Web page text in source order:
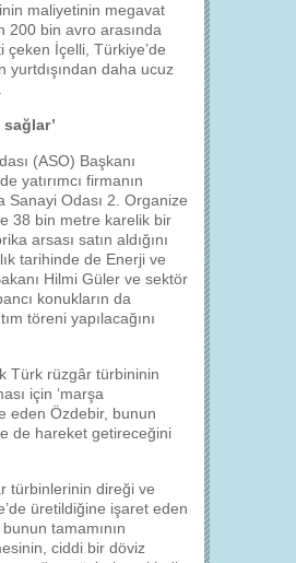
maliyetinin megavat
200 bin avro arasında
çeken İçelli, Türkiye’de
yurtdışından daha ucuz
(ASO) Başkanı
yatırımcı firmanın
Sanayi Odası 2. Organize
38 bin metre karelik bir
arsası satın aldığını
tarihinde de Enerji ve
Hilmi Güler ve sektör
konukların da
töreni yapılacağını
Türk rüzgâr türbininin
için ‘marşa
eden Özdebir, bunun
de hareket getireceğini
türbinlerinin direği ve
üretildiğine işaret eden
tamamının
ciddi bir döviz